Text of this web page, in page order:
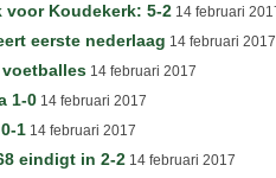
voor Koudekerk: 5-2 14 februari
eerste nederlaag 14 februari 2017
voetballes 14 februari 2017
1-0 14 februari 2017
1 14 februari 2017
eindigt in 2-2 14 februari 2017